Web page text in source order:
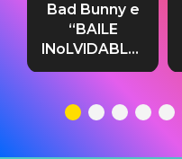
Bad Bunny e
“BAILE
INoLVIDABLE”:
testo,
significato